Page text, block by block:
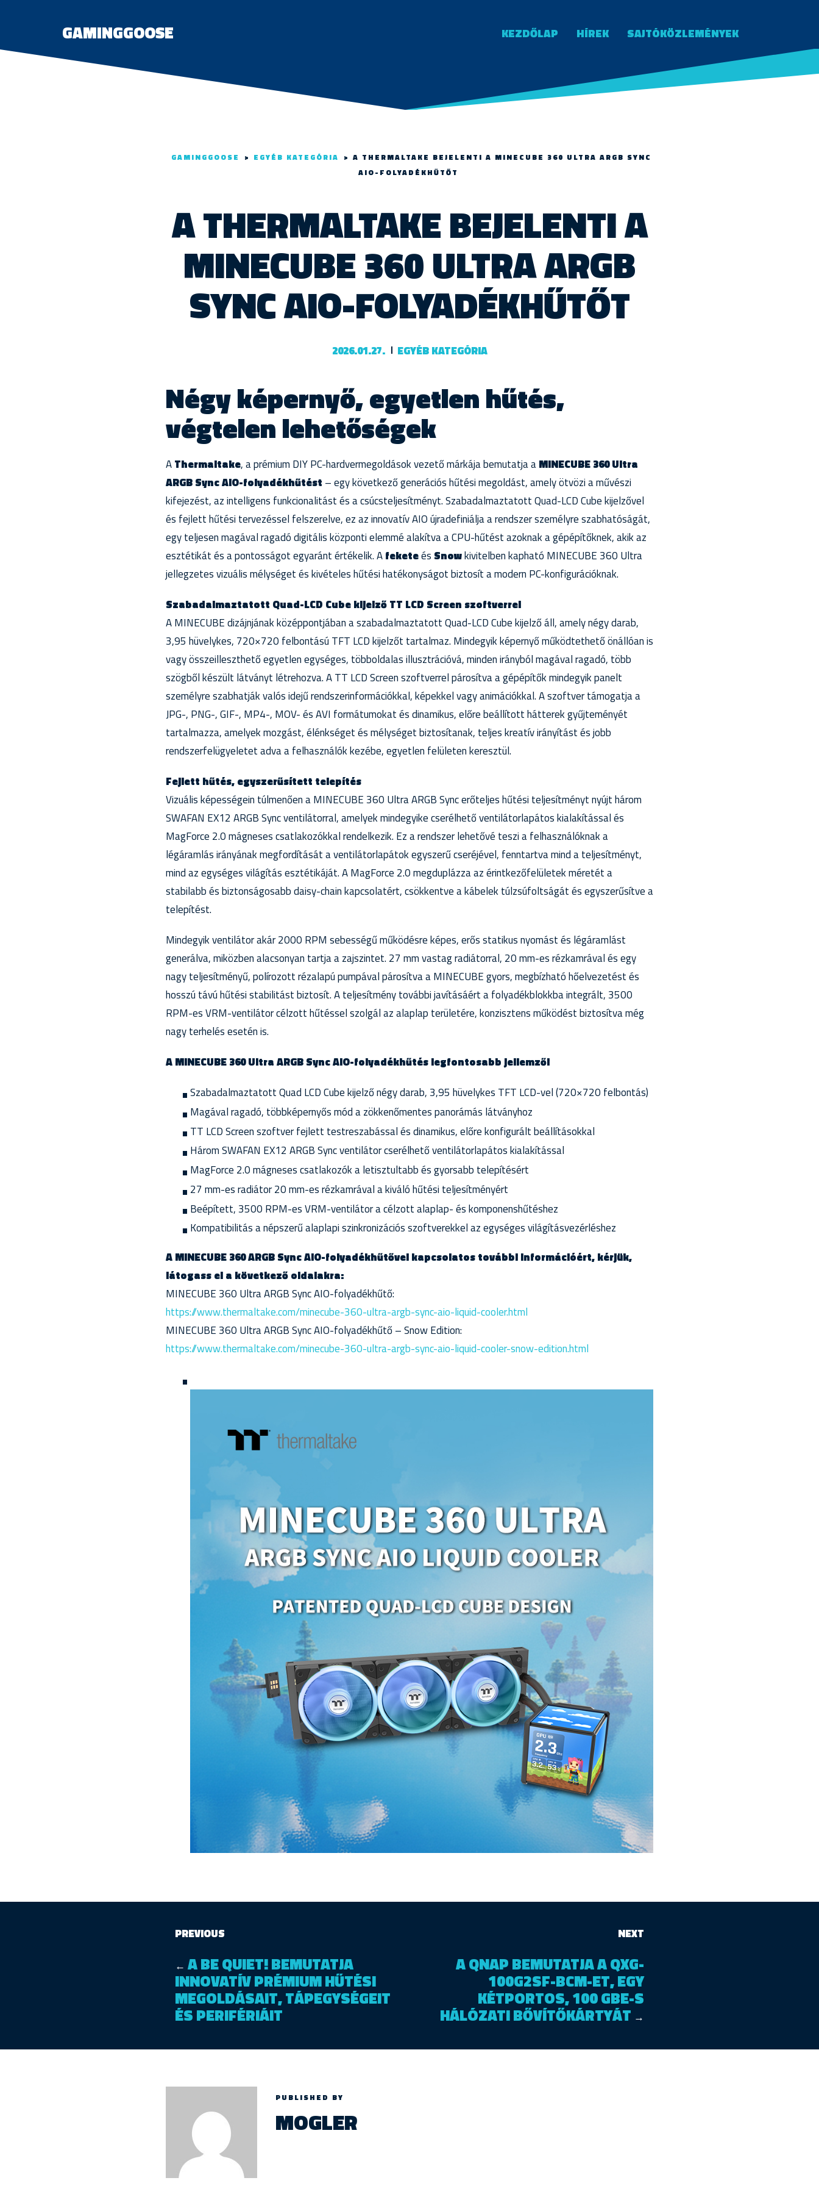
GAMINGGOOSE KEZDŐLAP HÍREK SAJTÓKÖZLEMÉNYEK
GAMINGGOOSE > EGYÉB KATEGÓRIA > A THERMALTAKE BEJELENTI A MINECUBE 360 ULTRA ARGB SYNC
AIO-FOLYADÉKHŰTŐT
A THERMALTAKE BEJELENTI A
MINECUBE 360 ULTRA ARGB
SYNC AIO-FOLYADÉKHŰTŐT
2026.01.27. EGYÉB KATEGÓRIA
Négy képernyő, egyetlen hűtés,
végtelen lehetőségek
AThermaltake, a prémium DIY PC-hardvermegoldások vezető márkája bemutatja aMINECUBE 360 Ultra
ARGB Sync AIO-folyadékhűtést – egy következő generációs hűtési megoldást, amely ötvözi a művészi
kifejezést, az intelligens funkcionalitást és a csúcsteljesítményt. Szabadalmaztatott Quad-LCD Cube kijelzővel
és fejlett hűtési tervezéssel felszerelve, ez az innovatív AIO újradefiniálja a rendszer személyre szabhatóságát,
egy teljesen magával ragadó digitális központi elemmé alakítva a CPU-hűtést azoknak a gépépítőknek, akik az
esztétikát és a pontosságot egyaránt értékelik. Afeketeés Snowkivitelben kapható MINECUBE 360 Ultra
jellegzetes vizuális mélységet és kivételes hűtési hatékonyságot biztosít a modern PC-konfigurációknak.
Szabadalmaztatott Quad-LCD Cube kijelző TT LCD Screen szoftverrel
A MINECUBE dizájnjának középpontjában a szabadalmaztatott Quad-LCD Cube kijelző áll, amely négy darab,
3,95 hüvelykes, 720×720 felbontású TFT LCD kijelzőt tartalmaz. Mindegyik képernyő működtethető önállóan is
vagy összeilleszthető egyetlen egységes, többoldalas illusztrációvá, minden irányból magával ragadó, több
szögből készült látványt létrehozva. A TT LCD Screen szoftverrel párosítva a gépépítők mindegyik panelt
személyre szabhatják valós idejű rendszerinformációkkal, képekkel vagy animációkkal. A szoftver támogatja a
JPG-, PNG-, GIF-, MP4-, MOV- és AVI formátumokat és dinamikus, előre beállított hátterek gyűjteményét
tartalmazza, amelyek mozgást, élénkséget és mélységet biztosítanak, teljes kreatív irányítást és jobb
rendszerfelügyeletet adva a felhasználók kezébe, egyetlen felületen keresztül.
Fejlett hűtés, egyszerűsített telepítés
Vizuális képességein túlmenően a MINECUBE 360 Ultra ARGB Sync erőteljes hűtési teljesítményt nyújt három
SWAFAN EX12 ARGB Sync ventilátorral, amelyek mindegyike cserélhető ventilátorlapátos kialakítással és
MagForce 2.0 mágneses csatlakozókkal rendelkezik. Ez a rendszer lehetővé teszi a felhasználóknak a
légáramlás irányának megfordítását a ventilátorlapátok egyszerű cseréjével, fenntartva mind a teljesítményt,
mind az egységes világítás esztétikáját. A MagForce 2.0 megduplázza az érintkezőfelületek méretét a
stabilabb és biztonságosabb daisy-chain kapcsolatért, csökkentve a kábelek túlzsúfoltságát és egyszerűsítve a
telepítést.
Mindegyik ventilátor akár 2000 RPM sebességű működésre képes, erős statikus nyomást és légáramlást
generálva, miközben alacsonyan tartja a zajszintet. 27 mm vastag radiátorral, 20 mm-es rézkamrával és egy
nagy teljesítményű, polírozott rézalapú pumpával párosítva a MINECUBE gyors, megbízható hőelvezetést és
hosszú távú hűtési stabilitást biztosít. A teljesítmény további javításáért a folyadékblokkba integrált, 3500
RPM-es VRM-ventilátor célzott hűtéssel szolgál az alaplap területére, konzisztens működést biztosítva még
nagy terhelés esetén is.
A MINECUBE 360 Ultra ARGB Sync AIO-folyadékhűtés legfontosabb jellemzői
Szabadalmaztatott Quad LCD Cube kijelző négy darab, 3,95 hüvelykes TFT LCD-vel (720×720 felbontás)
Magával ragadó, többképernyős mód a zökkenőmentes panorámás látványhoz
TT LCD Screen szoftver fejlett testreszabással és dinamikus, előre konfigurált beállításokkal
Három SWAFAN EX12 ARGB Sync ventilátor cserélhető ventilátorlapátos kialakítással
MagForce 2.0 mágneses csatlakozók a letisztultabb és gyorsabb telepítésért
27 mm-es radiátor 20 mm-es rézkamrával a kiváló hűtési teljesítményért
Beépített, 3500 RPM-es VRM-ventilátor a célzott alaplap- és komponenshűtéshez
Kompatibilitás a népszerű alaplapi szinkronizációs szoftverekkel az egységes világításvezérléshez
A MINECUBE 360 ARGB Sync AIO-folyadékhűtővel kapcsolatos további információért, kérjük,
látogass el a következő oldalakra:
MINECUBE 360 Ultra ARGB Sync AIO-folyadékhűtő:
https://www.thermaltake.com/minecube-360-ultra-argb-sync-aio-liquid-cooler.html
MINECUBE 360 Ultra ARGB Sync AIO-folyadékhűtő – Snow Edition:
https://www.thermaltake.com/minecube-360-ultra-argb-sync-aio-liquid-cooler-snow-edition.html
PREVIOUS
← A BE QUIET! BEMUTATJA
INNOVATÍV PRÉMIUM HŰTÉSI
MEGOLDÁSAIT, TÁPEGYSÉGEIT
ÉS PERIFÉRIÁIT
NEXT
A QNAP BEMUTATJA A QXG-
100G2SF-BCM-ET, EGY
KÉTPORTOS, 100 GBE-S
HÁLÓZATI BŐVÍTŐKÁRTYÁT →
PUBLISHED BY
MOGLER